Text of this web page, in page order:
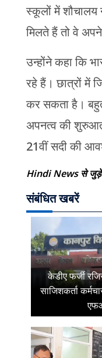
स्कूलों में शौचालय
मिलते हैं तो वे
उन्होंने कहा कि
रहे हैं। छात्रों में
कर सकता है।
अपनत्व की शुरुआत
21वीं सदी की
Hindi News से जुड़े
संबंधित खबरें
केडीए फर्जी
साजिशकर्ता